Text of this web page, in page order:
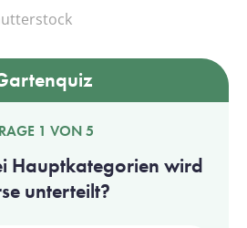
1 VON 5
Hauptkategorien wird
unterteilt?